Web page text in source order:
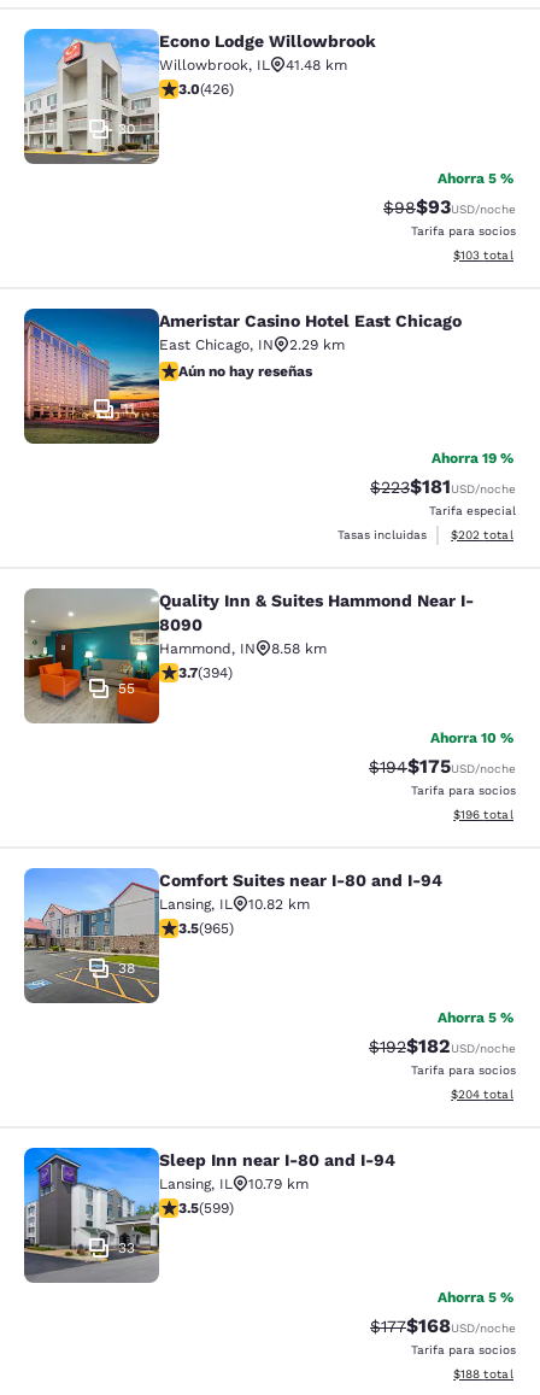
Econo Lodge Willowbrook
30
Econo Lodge Willowbrook
Willowbrook, IL
41.48 km
Calificación de 2.99 estrellas. Razonable. 426 reseñas
3.0(426)
Ahorra 5 %
Tarifa tachada:
$98Tarifa
$93USD/noche
Tarifa para socios
Ver detalles
$103 total
Ameristar Casino Hotel East
11
Ameristar Casino Hotel East Chicago
East Chicago, IN
2.29 km
Aún no hay reseñas
Aún no hay reseñas
Ahorra 19 %
Tarifa tachada:
$223Tarifa reducida:
$181USD/noche
Tarifa especial
Tasas incluidas
Ver detalles
$202 total
Quality Inn & Suites Hammond
55
Quality Inn & Suites Hammond Near I-
8090
Hammond, IN
8.58 km
Calificación de 3.71 estrellas. Bueno. 394 reseñas
3.7(394)
Ahorra 10 %
Tarifa tachada:
$194Tarifa reducida:
$175USD/noche
Tarifa para socios
Ver detalles
$196 total
Comfort Suites near I-80 and I-94
38
Comfort Suites near I-80 and I-94
Lansing, IL
10.82 km
Calificación de 3.5 estrellas. Bueno. 965 reseñas
3.5(965)
Ahorra 5 %
Tarifa tachada:
$192Tarifa reducida:
$182USD/noche
Tarifa para socios
Ver detalles
$204 total
Sleep Inn near I-80 and I-94
33
Sleep Inn near I-80 and I-94
Lansing, IL
10.79 km
Calificación de 3.54 estrellas. Bueno. 599 reseñas
3.5(599)
Ahorra 5 %
Tarifa tachada:
$177Tarifa reducida:
$168USD/noche
Tarifa para socios
Ver detalles
$188 total